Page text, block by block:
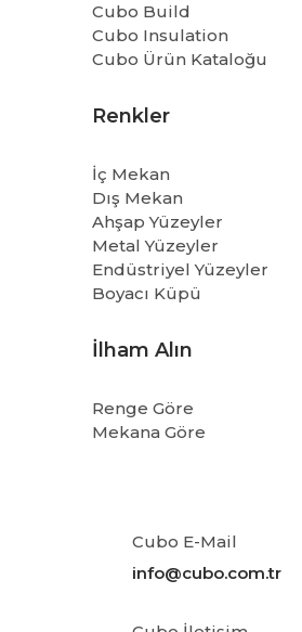
Cubo Build
Cubo Insulation
Cubo Ürün Kataloğu
Renkler
İç Mekan
Dış Mekan
Ahşap Yüzeyler
Metal Yüzeyler
Endüstriyel Yüzeyler
Boyacı Küpü
İlham Alın
Renge Göre
Mekana Göre
Cubo E-Mail
info@cubo.com.tr